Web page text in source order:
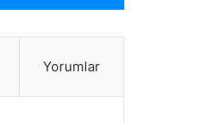
Yorumlar